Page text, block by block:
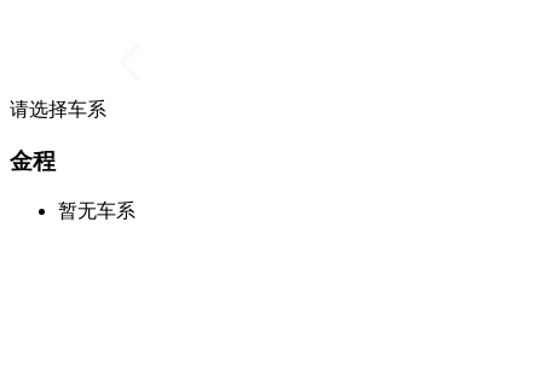
请选择车系
金程
暂无车系